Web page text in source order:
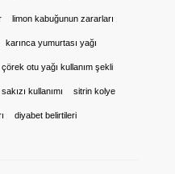
limon kabuğunun zararları
karınca yumurtası yağı
çörek otu yağı kullanım şekli
kullanımı sitrin kolye
diyabet belirtileri